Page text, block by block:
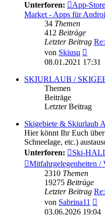
Unterforen:
App-
Market - Apps für
34 Themen
412 Beiträge
Letzter Beitrag
von Skiusu
08.01.2021 17:31
SKIURLAUB /
Themen
Beiträge
Letzter Beitrag
Skigebiete & Skiurlaub
Hier könnt Ihr Euch
Schneelage, etc.)
Unterforen:
Ski-
Mitfahrgelegenheiten /
2310 Themen
19275 Beiträge
Letzter Beitrag
von Sabrina11
03.06.2026 19:04